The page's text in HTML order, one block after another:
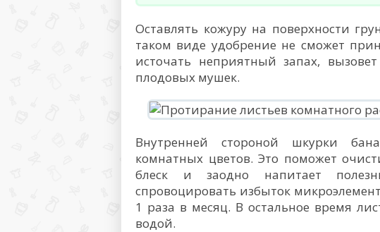
Оставлять кожуру на поверхности
таком виде удобрение не сможет
источать неприятный запах,
плодовых мушек.
Внутренней стороной шкурки
комнатных цветов. Это поможет
блеск и заодно напитает
спровоцировать избыток
1 раза в месяц. В остальное время
водой.